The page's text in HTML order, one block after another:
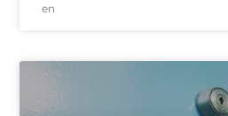
en